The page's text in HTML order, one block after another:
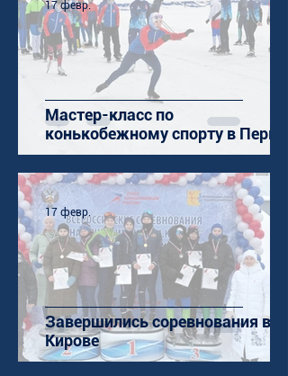
Мастер-класс по
конькобежному спорту в Перми
17 февр.
Завершились соревнования в
Кирове
17 февр.